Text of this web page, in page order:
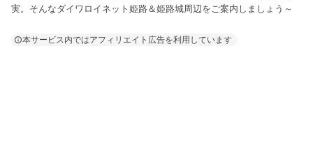
実。そんなダイワロイネット姫路＆姫路城周辺をご案内しましょう～
本サービス内ではアフィリエイト広告を利用しています